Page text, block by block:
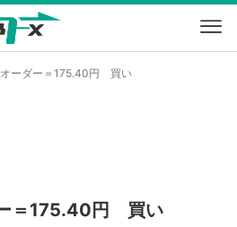
ーダー＝175.40円 買い
＝175.40円 買い